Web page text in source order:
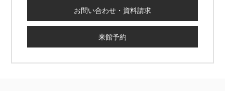
お問い合わせ・資料請求
来館予約